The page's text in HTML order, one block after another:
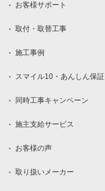
お客様サポート
取付・取替工事
施工事例
スマイル10・あんしん保証
同時工事キャンペーン
施主支給サービス
お客様の声
取り扱いメーカー